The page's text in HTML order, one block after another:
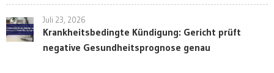
Juli 23, 2026
Krankheitsbedingte Kündigung: Gericht prüft
negative Gesundheitsprognose genau